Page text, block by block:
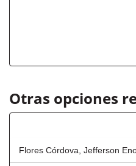
Otras opciones
Flores Córdova, Jefferson